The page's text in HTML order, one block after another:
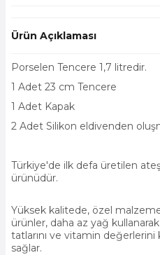
Ürün Açıklaması
Porselen Tencere 1,7 litredir.
1 Adet 23 cm Tencere
1 Adet Kapak
2 Adet Silikon eldivenden
Türkiye'de ilk defa üretilen
ürünüdür.
Yüksek kalitede, özel
ürünler, daha az yağ
tatlarını ve vitamin
sağlar.